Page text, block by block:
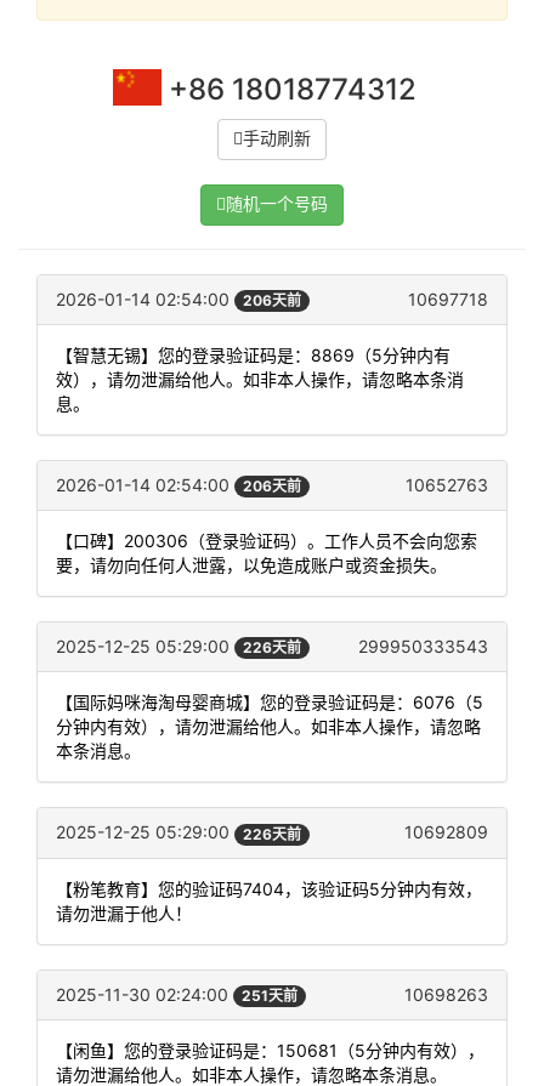
+86 18018774312
手动刷新
随机一个号码
2026-01-14 02:54:00 206天前 10697718
【智慧无锡】您的登录验证码是：8869（5分钟内有
效），请勿泄漏给他人。如非本人操作，请忽略本条消
息。
2026-01-14 02:54:00 206天前 10652763
【口碑】200306（登录验证码）。工作人员不会向您索
要，请勿向任何人泄露，以免造成账户或资金损失。
2025-12-25 05:29:00 226天前 299950333543
【国际妈咪海淘母婴商城】您的登录验证码是：6076（5
分钟内有效），请勿泄漏给他人。如非本人操作，请忽略
本条消息。
2025-12-25 05:29:00 226天前 10692809
【粉笔教育】您的验证码7404，该验证码5分钟内有效，
请勿泄漏于他人！
2025-11-30 02:24:00 251天前 10698263
【闲鱼】您的登录验证码是：150681（5分钟内有效），
请勿泄漏给他人。如非本人操作，请忽略本条消息。